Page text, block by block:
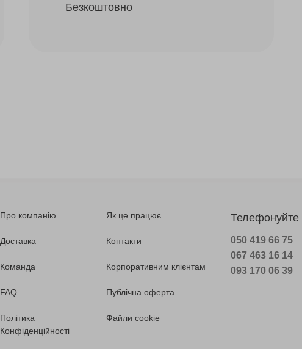
Безкоштовно
Про компанію Як це працює
Доставка Контакти
Команда Корпоративним клієнтам
FAQ Публічна оферта
Політика
Конфіденційності
Файли cookie
Телефонуйте
050 419 66 75
067 463 16 14
093 170 06 39